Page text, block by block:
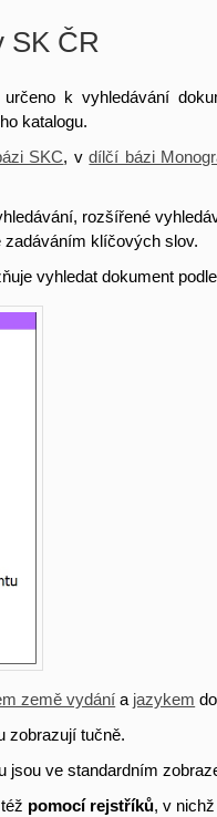
SK ČR
určeno k vyhledávání
katalogu.
SKC, vdílčí bázi
rozšířené
zadáváním klíčových slov.
vyhledat dokument
země vydání a jazykem
zobrazují tučně.
jsou ve standardním
pomocí rejstříků, v